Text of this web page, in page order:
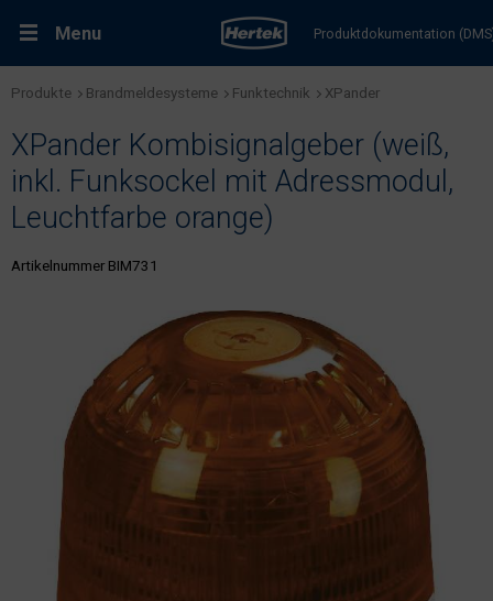
Menu
Lösungen
Produkte
Kundenservice & Dienstleistungen
Fachportal Brandschutz
Karriere bei Hertek
Nachhaltigkeit
Produktdokumentation
RMA-Formular
Produkte Brandmeldesysteme Funktechnik XPander
XPander Kombisignalgeber (weiß,
inkl. Funksockel mit Adressmodul,
Leuchtfarbe orange)
Artikelnummer BIM731